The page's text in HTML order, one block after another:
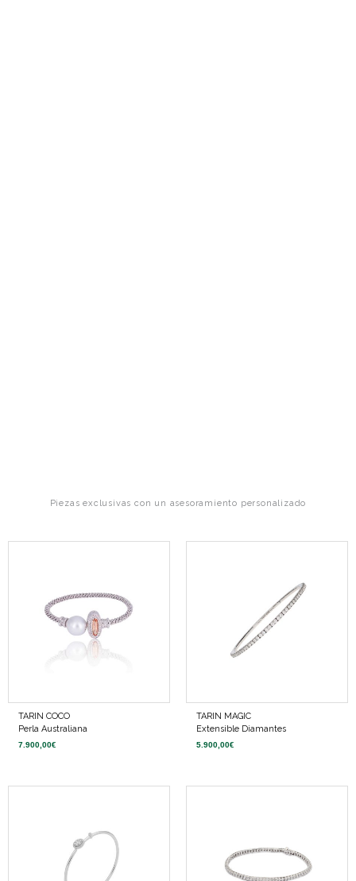
Piezas exclusivas con un asesoramiento personalizado
TARIN COCO
Perla Australiana
7.900,00€
TARIN MAGIC
Extensible Diamantes
5.900,00€